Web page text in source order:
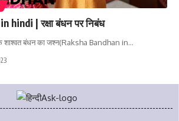
hindi | रक्षा बंधन पर निबंध
के शाश्वत बंधन का जश्न(Raksha Bandhan in…